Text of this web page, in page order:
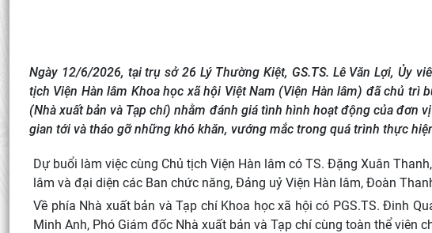
Ngày 12/6/2026, tại trụ sở 26 Lý Thường Kiệt, GS.TS. Lê Văn Lợi, Ủy
tịch Viện Hàn lâm Khoa học xã hội Việt Nam (Viện Hàn lâm) đã chủ trì
(Nhà xuất bản và Tạp chí) nhằm đánh giá tình hình hoạt động của
gian tới và tháo gỡ những khó khăn, vướng mắc trong quá trình thực
Dự buổi làm việc cùng Chủ tịch Viện Hàn lâm có TS. Đặng Xuân
lâm và đại diện các Ban chức năng, Đảng uỷ Viện Hàn lâm, Đoàn
Về phía Nhà xuất bản và Tạp chí Khoa học xã hội có PGS.TS. Đinh
Minh Anh, Phó Giám đốc Nhà xuất bản và Tạp chí cùng toàn thể viên